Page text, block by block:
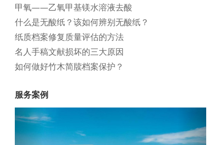
甲氧——乙氧甲基镁水溶液去酸
什么是无酸纸？该如何辨别无酸纸？
纸质档案修复质量评估的方法
名人手稿文献损坏的三大原因
如何做好竹木简牍档案保护？
服务案例
Previous